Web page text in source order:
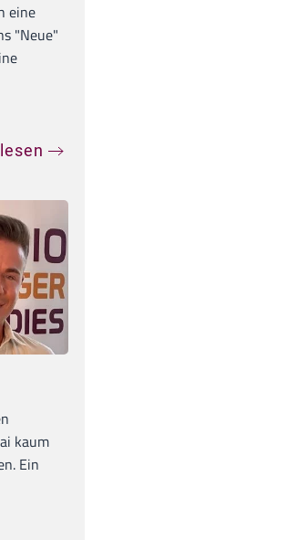
eine
"Neue"
kaum
Ein